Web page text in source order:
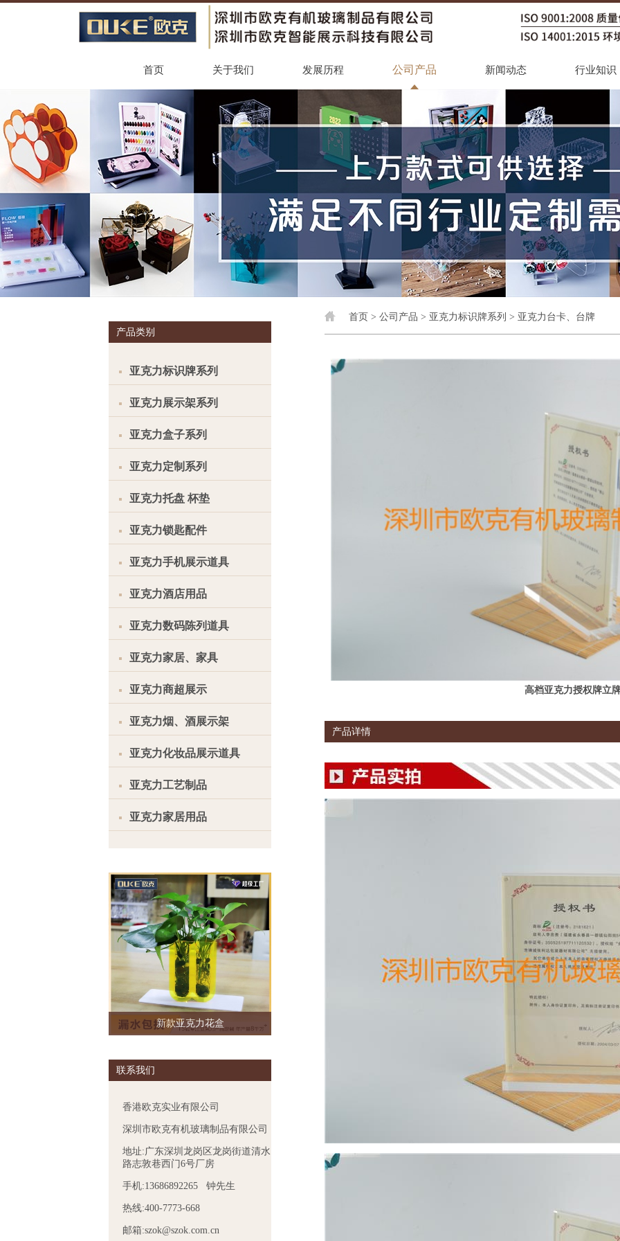
首页 关于我们 发展历程 公司产品 新闻动态 行业知识
产品类别
亚克力标识牌系列
亚克力展示架系列
亚克力盒子系列
亚克力定制系列
亚克力托盘 杯垫
亚克力锁匙配件
亚克力手机展示道具
亚克力酒店用品
亚克力数码陈列道具
亚克力家居、家具
亚克力商超展示
亚克力烟、酒展示架
亚克力化妆品展示道具
亚克力工艺制品
亚克力家居用品
新款亚克力花盒
联系我们
香港欧克实业有限公司
深圳市欧克有机玻璃制品有限公司
地址:广东深圳龙岗区龙岗街道清水
路志敦巷西门6号厂房
手机:13686892265 钟先生
热线:400-7773-668
邮箱:szok@szok.com.cn
首页 > 公司产品 > 亚克力标识牌系列 > 亚克力台卡、台牌
高档亚克力授权牌立
产品详情